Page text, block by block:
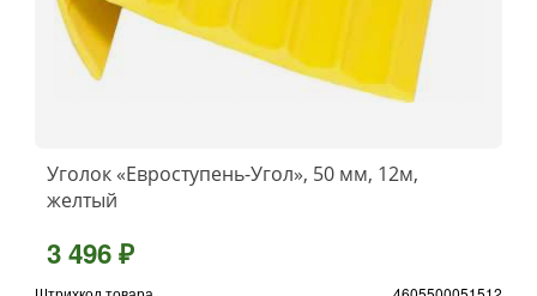
Уголок «Евроступень-Угол», 50 мм, 12м,
желтый
3 496 ₽